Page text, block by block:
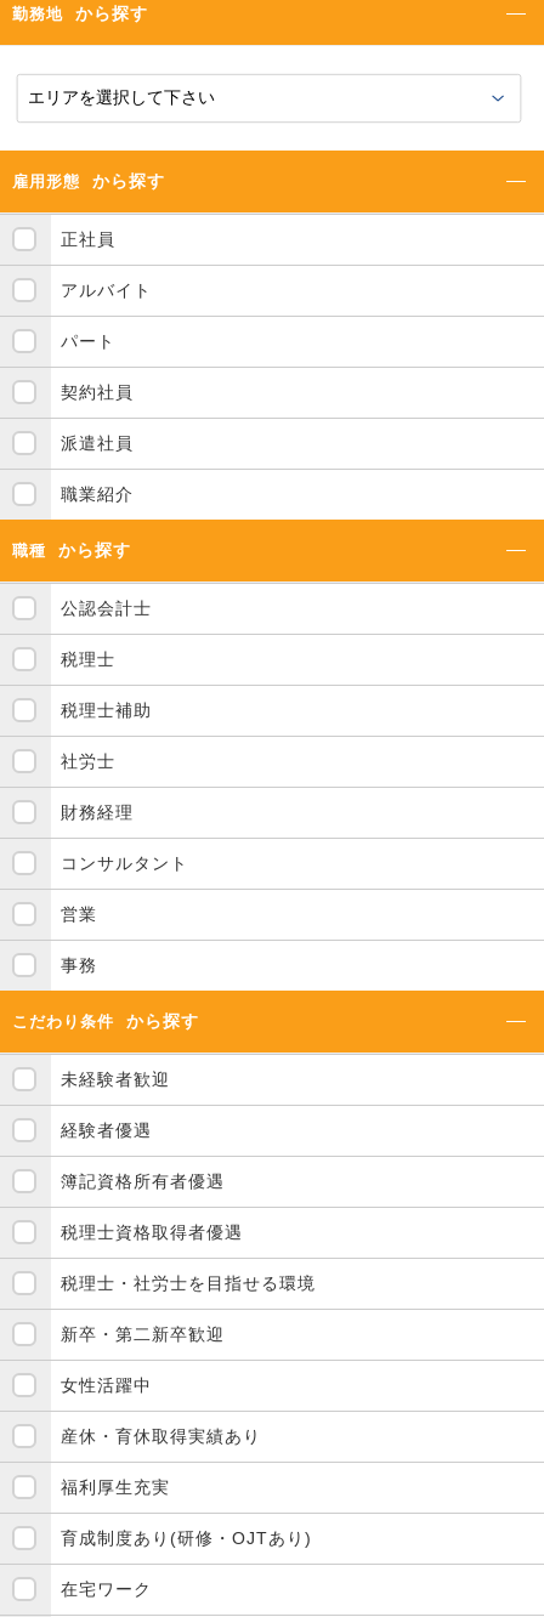
勤務地 から探す
雇用形態 から探す
正社員
アルバイト
パート
契約社員
派遣社員
職業紹介
職種 から探す
公認会計士
税理士
税理士補助
社労士
財務経理
コンサルタント
営業
事務
こだわり条件 から探す
未経験者歓迎
経験者優遇
簿記資格所有者優遇
税理士資格取得者優遇
税理士・社労士を目指せる環境
新卒・第二新卒歓迎
女性活躍中
産休・育休取得実績あり
福利厚生充実
育成制度あり(研修・OJTあり)
在宅ワーク